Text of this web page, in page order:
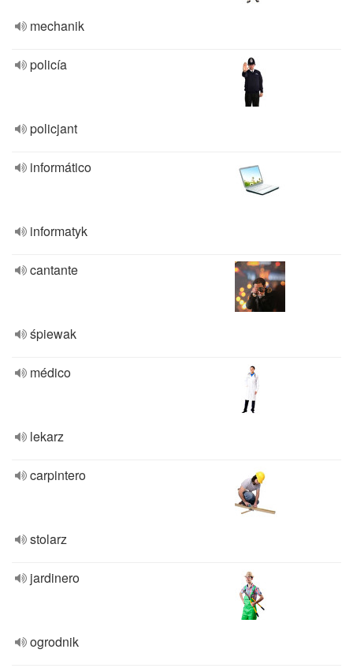
mechanik
policía
policjant
informático
informatyk
cantante
śpiewak
médico
lekarz
carpintero
stolarz
jardinero
ogrodnik